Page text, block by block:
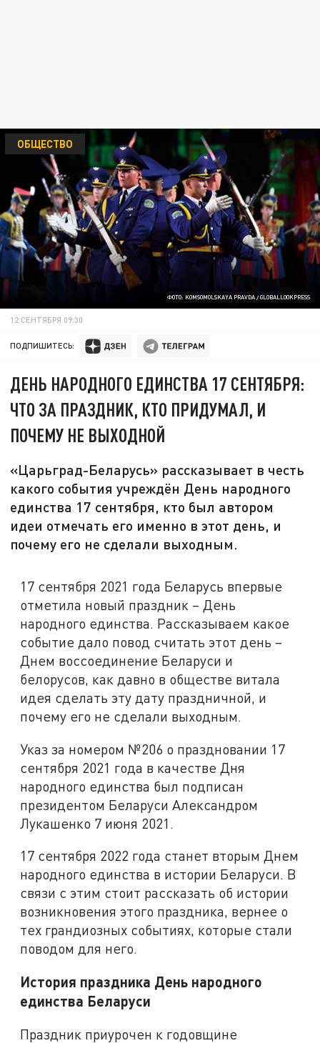
ФОТО: KOMSOMOLSKAYA PRAVDA / GLOBALLOOKPRESS
ОБЩЕСТВО
12 СЕНТЯБРЯ 09:30
ПОДПИШИТЕСЬ:
ДЕНЬ НАРОДНОГО ЕДИНСТВА 17 СЕНТЯБРЯ:
ЧТО ЗА ПРАЗДНИК, КТО ПРИДУМАЛ, И
ПОЧЕМУ НЕ ВЫХОДНОЙ
«Царьград-Беларусь» рассказывает в честь
какого события учреждён День народного
единства 17 сентября, кто был автором
идеи отмечать его именно в этот день, и
почему его не сделали выходным.
17 сентября 2021 года Беларусь впервые
отметила новый праздник – День
народного единства. Рассказываем какое
событие дало повод считать этот день –
Днем воссоединение Беларуси и
белорусов, как давно в обществе витала
идея сделать эту дату праздничной, и
почему его не сделали выходным.
Указ за номером №206 о праздновании 17
сентября 2021 года в качестве Дня
народного единства был подписан
президентом Беларуси Александром
Лукашенко 7 июня 2021.
17 сентября 2022 года станет вторым Днем
народного единства в истории Беларуси. В
связи с этим стоит рассказать об истории
возникновения этого праздника, вернее о
тех грандиозных событиях, которые стали
поводом для него.
История праздника День народного
единства Беларуси
Праздник приурочен к годовщине